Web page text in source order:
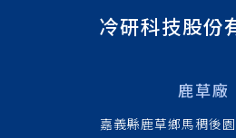
冷研科技股份
鹿草廠
嘉義縣鹿草鄉馬稠後